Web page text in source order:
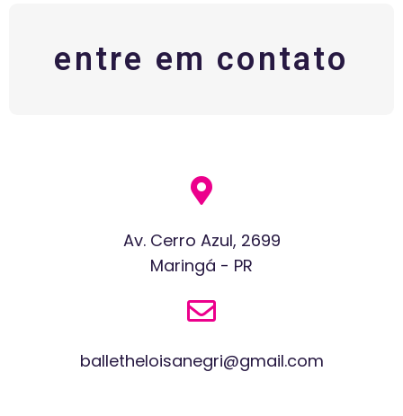
entre em contato
Av. Cerro Azul, 2699
Maringá - PR
balletheloisanegri@gmail.com